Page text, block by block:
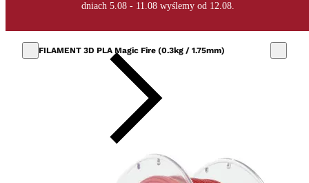
FILAMENT 3D PLA Magic Fire (0.3kg / 1.75mm)